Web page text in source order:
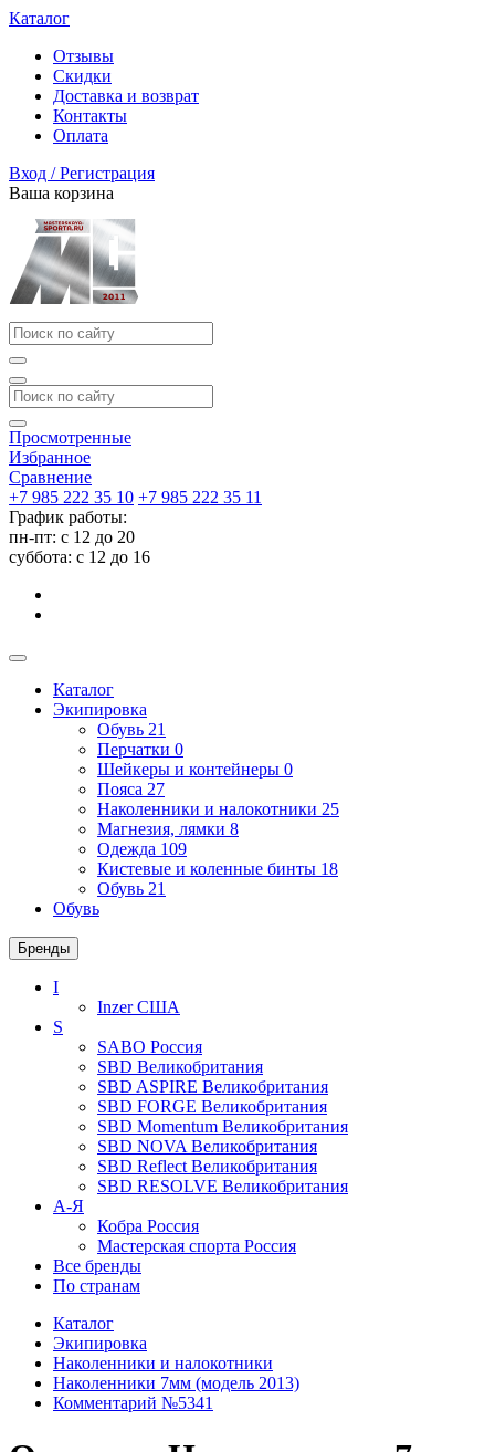
Каталог
Отзывы
Скидки
Доставка и возврат
Контакты
Оплата
Вход / Регистрация
Ваша корзина
Просмотренные
Избранное
Сравнение
+7 985 222 35 10 +7 985 222 35 11
График работы:
пн-пт: с 12 до 20
суббота: c 12 до 16
Каталог
Экипировка
Обувь 21
Перчатки 0
Шейкеры и контейнеры 0
Пояса 27
Наколенники и налокотники 25
Магнезия, лямки 8
Одежда 109
Кистевые и коленные бинты 18
Обувь 21
Обувь
Бренды
I
InzerСША
S
SABO Россия
SBD Великобритания
SBD ASPIRE Великобритания
SBD FORGE Великобритания
SBD Momentum Великобритания
SBD NOVA Великобритания
SBD Reflect Великобритания
SBD RESOLVE Великобритания
А-Я
Кобра Россия
Мастерская спорта Россия
Все бренды
По странам
Каталог
Экипировка
Наколенники и налокотники
Наколенники 7мм (модель 2013)
Комментарий №5341